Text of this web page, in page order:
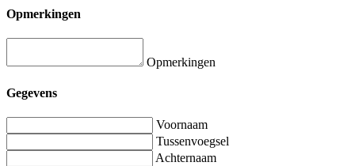
Opmerkingen
Opmerkingen
Gegevens
Voornaam
Tussenvoegsel
Achternaam